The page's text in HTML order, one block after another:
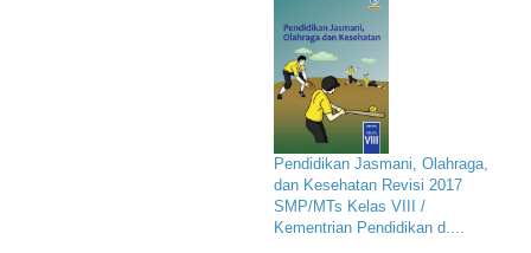
Pendidikan Jasmani, Olahraga,
dan Kesehatan Revisi 2017
SMP/MTs Kelas VIII /
Kementrian Pendidikan d....